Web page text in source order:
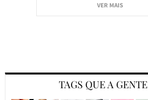
VER MAIS
TAGS QUE A GENTE